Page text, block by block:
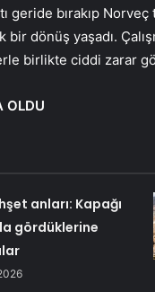
geride bırakıp
bir dönüş yaşadı.
birlikte ciddi zarar
OLDU
anları: Kapağı
gördüklerine